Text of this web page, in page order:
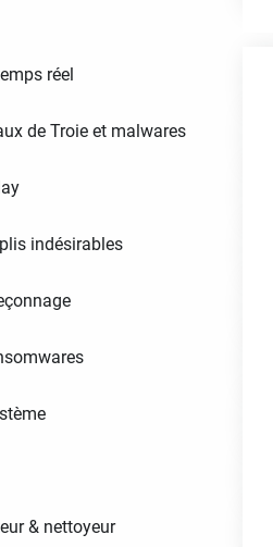
réel
de Troie et malwares
indésirables
& nettoyeur